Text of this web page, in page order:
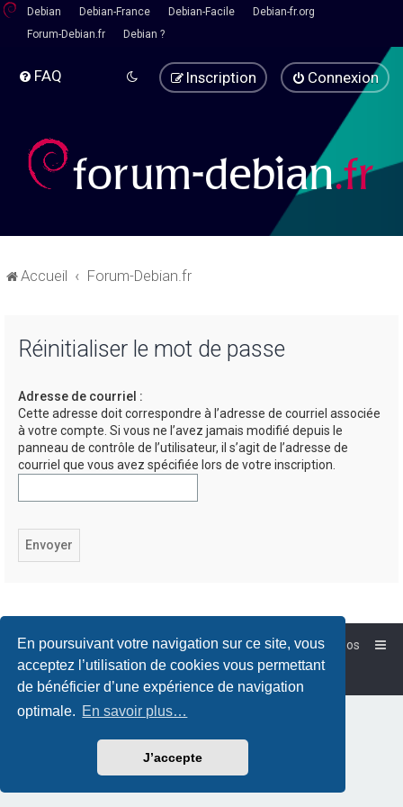
En poursuivant votre navigation sur ce site, vous
acceptez l’utilisation de cookies vous permettant
de bénéficier d’une expérience de navigation
optimale. En savoir plus…
J’accepte
Debian Debian-France Debian-Facile
Debian-fr.org
Forum-Debian.fr
Debian ?
FAQ Connexion
Inscription
Accueil Forum-Debian.fr
Réinitialiser le mot de passe
Adresse de courriel :
Cette adresse doit correspondre à l’adresse de courriel associée
à votre compte. Si vous ne l’avez jamais modifié depuis le
panneau de contrôle de l’utilisateur, il s’agit de l’adresse de
courriel que vous avez spécifiée lors de votre inscription.
Accueil Forum-Debian.fr
À propos
Powered byphpBB™
Traduction française officielle© Qiaeru